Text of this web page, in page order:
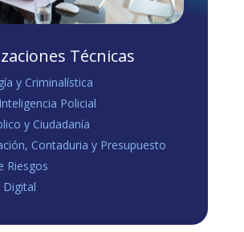
Técnicas
y Criminalística
Policial
y Ciudadanía
Contaduria y Presupuesto
Riesgos